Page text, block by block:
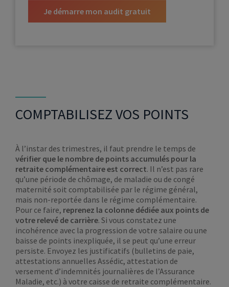
Je démarre mon audit gratuit
COMPTABILISEZ VOS POINTS
À l’instar des trimestres, il faut prendre le temps de
vérifier que le nombre de points accumulés pour la
retraite complémentaire est correct. Il n’est pas rare
qu’une période de chômage, de maladie ou de congé
maternité soit comptabilisée par le régime général,
mais non-reportée dans le régime complémentaire.
Pour ce faire, reprenez la colonne dédiée aux points de
votre relevé de carrière. Si vous constatez une
incohérence avec la progression de votre salaire ou une
baisse de points inexpliquée, il se peut qu’une erreur
persiste. Envoyez les justificatifs (bulletins de paie,
attestations annuelles Assédic, attestation de
versement d’indemnités journalières de l’Assurance
Maladie, etc.) à votre caisse de retraite complémentaire.